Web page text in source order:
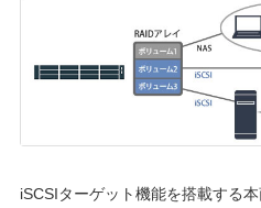
iSCSIターゲット機能を搭載する